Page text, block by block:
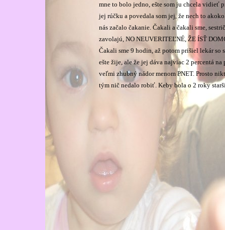
mne to bolo jedno, ešte som ju chcela vidieť
jej rúčku a povedala som jej, že nech to
nás začalo čakanie. Čakali a čakali sme,
zavolajú, NO NEUVERITEĽNÉ, ŽE ÍSŤ
Čakali sme 9 hodin, až potom prišiel lekár so
ešte žije, ale že jej dáva najviac 2 percentá
veľmi zhubný nádor menom PNET. Prosto
tým nič nedalo robiť. Keby bola o 2 roky